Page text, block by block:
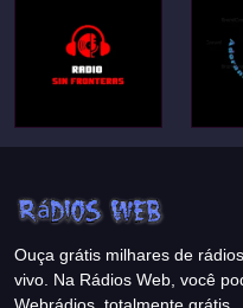
Ouça grátis milhares de
vivo. Na Rádios Web, você